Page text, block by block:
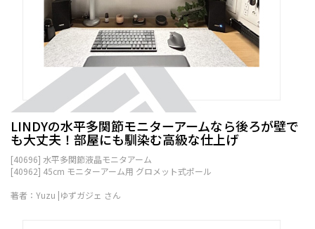
LINDYの水平多関節モニターアームなら後ろが壁で
も大丈夫！部屋にも馴染む高級な仕上げ
[40696] 水平多関節液晶モニタアーム
[40962] 45cm モニターアーム用 グロメット式ポール
著者：Yuzu |ゆずガジェ さん